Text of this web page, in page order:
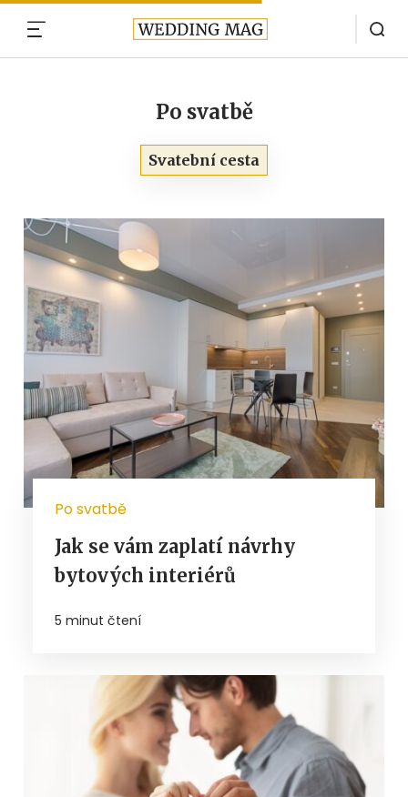
Po svatbě
Svatební cesta
Po svatbě
Jak se vám zaplatí návrhy
bytových interiérů
5 minut čtení